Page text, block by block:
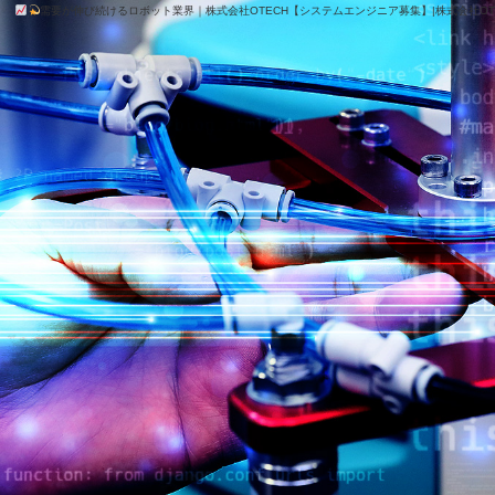
需要が伸び続けるロボット業界｜株式会社OTECH【システムエンジニア募集】|株式会社